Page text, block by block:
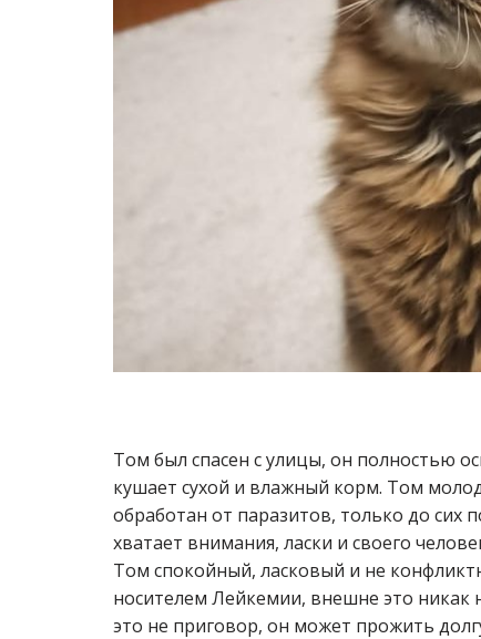
Том был спасен с улицы, он полностью
кушает сухой и влажный корм. Том
обработан от паразитов, только до сих
хватает внимания, ласки и своего
Том спокойный, ласковый и не
носителем Лейкемии, внешне это никак
это не приговор, он может прожить